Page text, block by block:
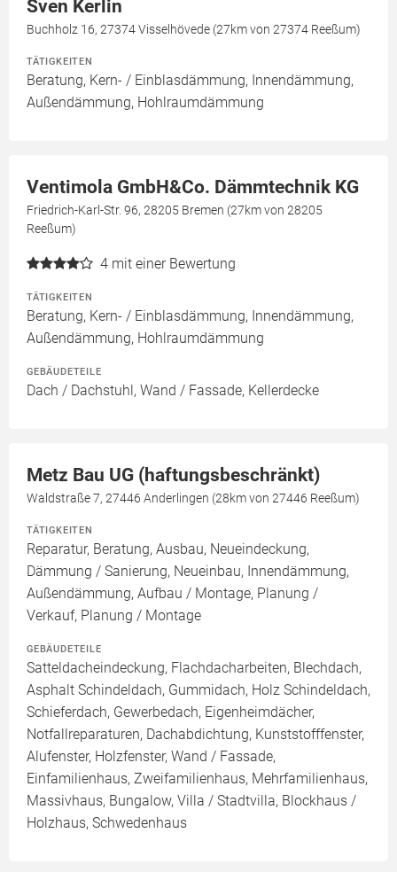
Sven Kerlin
Buchholz 16, 27374 Visselhövede (27km von 27374 Reeßum)
TÄTIGKEITEN
Beratung, Kern- / Einblasdämmung, Innendämmung,
Außendämmung, Hohlraumdämmung
Ventimola GmbH&Co. Dämmtechnik KG
Friedrich-Karl-Str. 96, 28205 Bremen (27km von 28205
Reeßum)
4 mit einer Bewertung
TÄTIGKEITEN
Beratung, Kern- / Einblasdämmung, Innendämmung,
Außendämmung, Hohlraumdämmung
GEBÄUDETEILE
Dach / Dachstuhl, Wand / Fassade, Kellerdecke
Metz Bau UG (haftungsbeschränkt)
Waldstraße 7, 27446 Anderlingen (28km von 27446 Reeßum)
TÄTIGKEITEN
Reparatur, Beratung, Ausbau, Neueindeckung,
Dämmung / Sanierung, Neueinbau, Innendämmung,
Außendämmung, Aufbau / Montage, Planung /
Verkauf, Planung / Montage
GEBÄUDETEILE
Satteldacheindeckung, Flachdacharbeiten, Blechdach,
Asphalt Schindeldach, Gummidach, Holz Schindeldach,
Schieferdach, Gewerbedach, Eigenheimdächer,
Notfallreparaturen, Dachabdichtung, Kunststofffenster,
Alufenster, Holzfenster, Wand / Fassade,
Einfamilienhaus, Zweifamilienhaus, Mehrfamilienhaus,
Massivhaus, Bungalow, Villa / Stadtvilla, Blockhaus /
Holzhaus, Schwedenhaus